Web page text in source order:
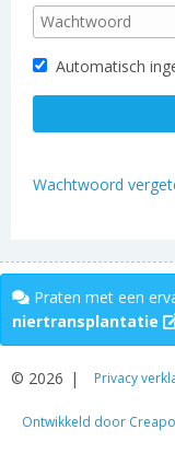
Automatisch
Wachtwoord
Praten met een
niertransplantatie
© 2026 Privacy
Ontwikkeld door